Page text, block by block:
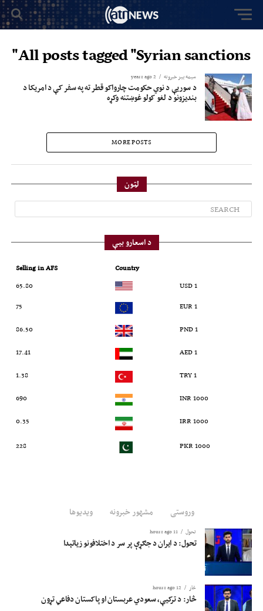
All posts tagged "Syrian sanctions"
سیمه ییز خبرونه 2 years ago
د سوریې د نوي حکومت چارواکو قطر ته په سفر کې د امریکا د
بندیزونو د لغو کولو غوښتنه وکړه
MORE POSTS
لټون
د اسعارو بیې
Country
Selling in AFS
1 USD
65.80
1 EUR
75
1 PND
86.50
1 AED
17.41
1 TRY
1.38
1000 INR
690
1000 IRR
0.35
1000 PKR
228
وروستی مشهور خبرونه ویدیوها
تحول 11 hours ago
تحول: د ایران د جګړې پر سر د اختلافونو زیاتېدا
څار 12 hours ago
څار: د ترکیې، سعودي عربستان او پاکستان دفاعي تړون